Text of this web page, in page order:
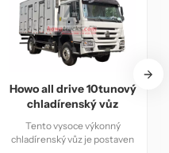
Howo Light 6tunový
chladírenský vůz
Howo 6Chlazený vůz s
kapacitou 100 tun je vozidlo